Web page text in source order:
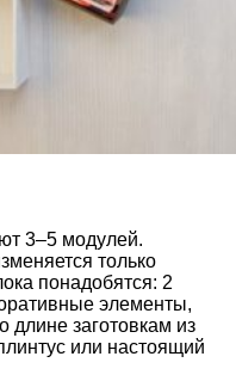
3–5 модулей.
только
понадобятся: 2
элементы,
длине заготовкам из
или настоящий